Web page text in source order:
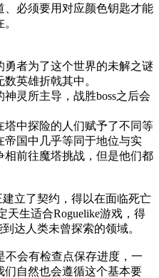
、必须要用对应颜色钥匙才能
者为了这个世界的未解之谜
英雄折戟其中。
灵所主导，战胜boss之后会
中探险的人们赋予了不同等
国中几乎等同于地位与实
前往魔塔挑战，但是他们都
立了契约，得以在面临死亡
天生适合Roguelike游戏，得
达人类未曾探索的领域。
不会有检查点保存进度，一
们自然也会遵循这个基本要